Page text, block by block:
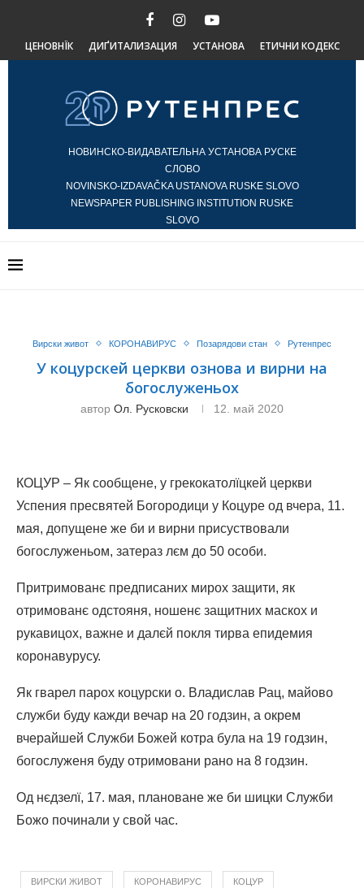
ЦЕНОВНЇК ДИҐИТАЛИЗАЦИЯ УСТАНОВА ЕТИЧНИ КОДЕКС
НОВИНСКО-ВИДАВАТЕЛЬНА УСТАНОВА РУСКЕ
СЛОВО
NOVINSKO-IZDAVAČKA USTANOVA RUSKE SLOVO
NEWSPAPER PUBLISHING INSTITUTION RUSKE
SLOVO
Вирски живот КОРОНАВИРУС Позарядови стан Рутенпрес
У коцурскей церкви ознова и вирни на
богослуженьох
автор Ол. Русковски 12. май 2020
КОЦУР – Як сообщене, у грекокатолїцкей церкви
Успения пресвятей Богородици у Коцуре од вчера, 11.
мая, допущене же би и вирни присуствовали
богослуженьом, затераз лєм до 50 особи.
Притримованє предписаних мирох защити, як
отримованє одстояня, ношенє защитних маскох и
рукавицох, важне и далєй покля тирва епидемия
коронавурусу.
Як гварел парох коцурски о. Владислав Рац, майово
служби буду кажди вечар на 20 годзин, а окрем
вчерайшей Служби Божей котра була на 19 годзин,
богослуженя буду отримовани рано на 8 годзин.
Од нєдзелї, 17. мая, плановане же би шицки Служби
Божо починали у свой час.
ВИРСКИ ЖИВОТ КОРОНАВИРУС КОЦУР